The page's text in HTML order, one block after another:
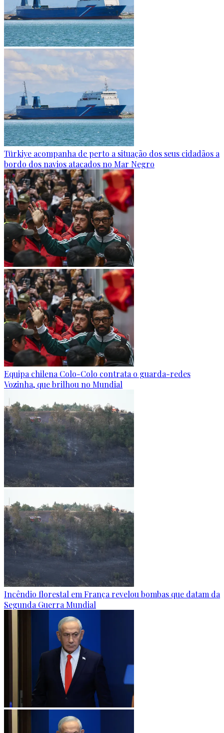
Türkiye acompanha de perto a situação dos seus cidadãos a
bordo dos navios atacados no Mar Negro
Equipa chilena Colo-Colo contrata o guarda-redes
Vozinha, que brilhou no Mundial
Incêndio florestal em França revelou bombas que datam da
Segunda Guerra Mundial